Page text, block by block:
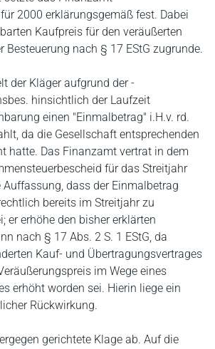
2000 erklärungsgemäß fest. Dabei
Kaufpreis für den veräußerten
Besteuerung nach § 17 EStG zugrunde.
der Kläger aufgrund der -
hinsichtlich der Laufzeit
einen "Einmalbetrag" i.H.v. rd.
da die Gesellschaft entsprechenden
hatte. Das Finanzamt vertrat in dem
für das Streitjahr
dass der Einmalbetrag
bereits im Streitjahr zu
er erhöhe den bisher erklärten
nach § 17 Abs. 2 S. 1 EStG, da
Kauf- und Übertragungsvertrages
im Wege eines
erhöht worden sei. Hierin liege ein
Rückwirkung.
gerichtete Klage ab. Auf die